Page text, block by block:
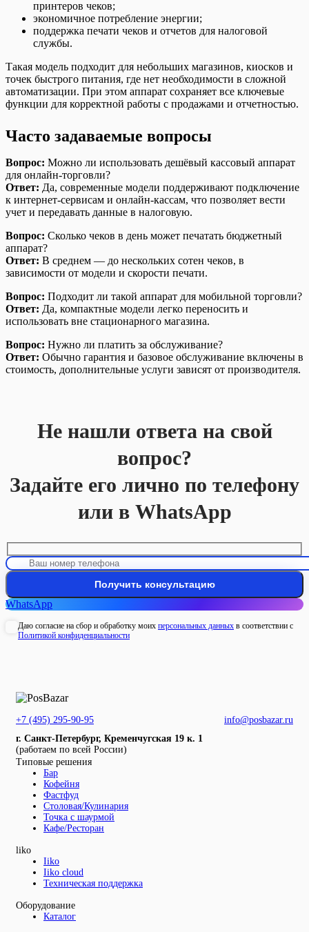
принтеров чеков;
экономичное потребление энергии;
поддержка печати чеков и отчетов для налоговой
службы.
Такая модель подходит для небольших магазинов, киосков и
точек быстрого питания, где нет необходимости в сложной
автоматизации. При этом аппарат сохраняет все ключевые
функции для корректной работы с продажами и отчетностью.
Часто задаваемые вопросы
Вопрос: Можно ли использовать дешёвый кассовый аппарат
для онлайн-торговли?
Ответ: Да, современные модели поддерживают подключение
к интернет-сервисам и онлайн-кассам, что позволяет вести
учет и передавать данные в налоговую.
Вопрос: Сколько чеков в день может печатать бюджетный
аппарат?
Ответ: В среднем — до нескольких сотен чеков, в
зависимости от модели и скорости печати.
Вопрос: Подходит ли такой аппарат для мобильной торговли?
Ответ: Да, компактные модели легко переносить и
использовать вне стационарного магазина.
Вопрос: Нужно ли платить за обслуживание?
Ответ: Обычно гарантия и базовое обслуживание включены в
стоимость, дополнительные услуги зависят от производителя.
Не нашли ответа на свой
вопрос?
Задайте его лично по телефону
или в WhatsApp
WhatsApp
Даю согласие на сбор и обработку моих персональных данных в соответствии с
Политикой конфиденциальности
+7 (495) 295-90-95
info@posbazar.ru
г. Санкт-Петербург, Кременчугская 19 к. 1
(работаем по всей России)
Типовые решения
Бар
Кофейня
Фастфуд
Столовая/Кулинария
Точка с шаурмой
Кафе/Ресторан
liko
Iiko
Iiko cloud
Техническая поддержка
Оборудование
Каталог